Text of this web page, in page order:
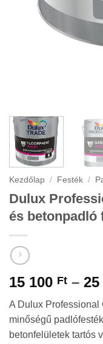
Kezdőlap / Festék /
Dulux
és betonpadló
15 100 Ft – 25
A Dulux Professional
minőségű
betonfelületek tartós